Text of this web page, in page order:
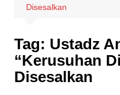
Disesalkan
Tag: Ustadz
“Kerusuhan
Disesalkan